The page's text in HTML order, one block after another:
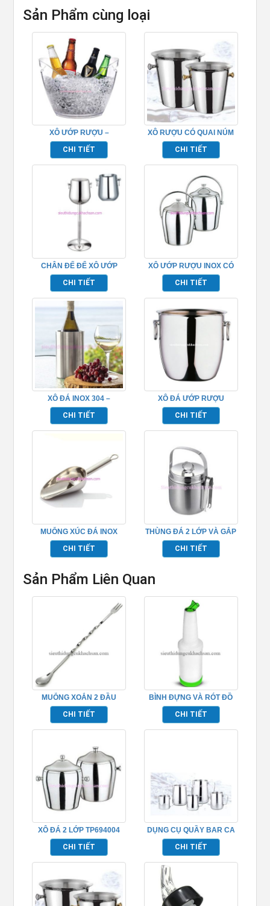
Sản Phẩm cùng loại
XÔ ƯỚP RƯỢU –
TPHM040
CHI TIẾT
XÔ RƯỢU CÓ QUAI NÚM
TP694001
CHI TIẾT
CHÂN ĐẾ ĐỂ XÔ ƯỚP
RƯỢU 3 CÀNG – TP4002
CHI TIẾT
XÔ ƯỚP RƯỢU INOX CÓ
NẮP ĐẬY – TP4006
CHI TIẾT
XÔ ĐÁ INOX 304 –
TP694076
CHI TIẾT
XÔ ĐÁ ƯỚP RƯỢU
TPHM043
CHI TIẾT
MUỖNG XÚC ĐÁ INOX
CAO CẤP TP694053
CHI TIẾT
THÙNG ĐÁ 2 LỚP VÀ GẮP
TP694003
CHI TIẾT
Sản Phẩm Liên Quan
MUỖNG XOẮN 2 ĐẦU
TP694010
CHI TIẾT
BÌNH ĐỰNG VÀ RÓT ĐỒ
JUICE PHA CHẾ TP694034
CHI TIẾT
XÔ ĐÁ 2 LỚP TP694004
CHI TIẾT
DỤNG CỤ QUẦY BAR CA
TRÀ ĐÁ INOX
CHI TIẾT